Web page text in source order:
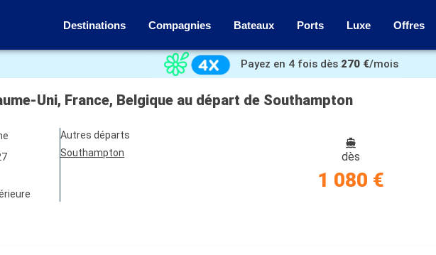
Destinations Compagnies Bateaux Ports Luxe Offres
Payez en 4 fois dès 270 €/mois
Uni, France, Belgique au départ de Southampton
Autres départs
Southampton
dès
1 080 €